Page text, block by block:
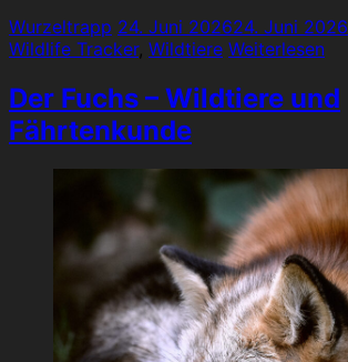
Wurzeltrapp 24. Juni 202624. Juni 2026
Wildlife Tracker, Wildtiere Weiterlesen
Der Fuchs – Wildtiere und
Fährtenkunde